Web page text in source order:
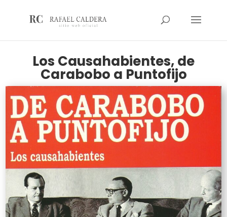
Los Causahabientes, de
Carabobo a Puntofijo